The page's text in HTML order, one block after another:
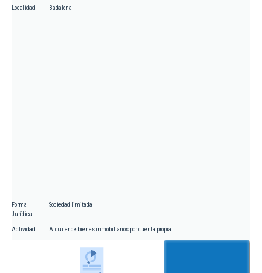
Localidad Badalona
Forma
Jurídica
Sociedad limitada
Actividad Alquiler de bienes inmobiliarios por cuenta propia